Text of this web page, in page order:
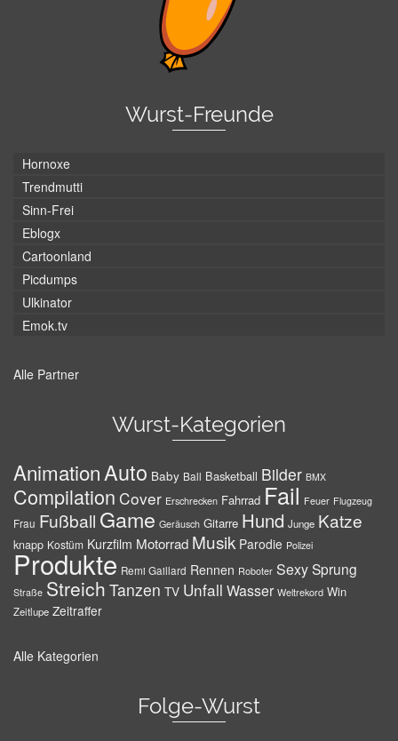
Wurst-Freunde
Hornoxe
Trendmutti
Sinn-Frei
Eblogx
Cartoonland
Picdumps
Ulkinator
Emok.tv
Alle Partner
Wurst-Kategorien
AnimationAuto Baby Ball Basketball Bilder BMX
Compilation Cover Erschrecken Fahrrad Fail Feuer Flugzeug
Frau Fußball Game Geräusch Gitarre Hund Junge Katze
knapp Kostüm Kurzfilm Motorrad Musik Parodie Polizei
Produkte Remi Gaillard Rennen Roboter SexySprung
Straße Streich Tanzen TV Unfall Wasser Weltrekord Win
Zeitlupe Zeitraffer
Alle Kategorien
Folge-Wurst